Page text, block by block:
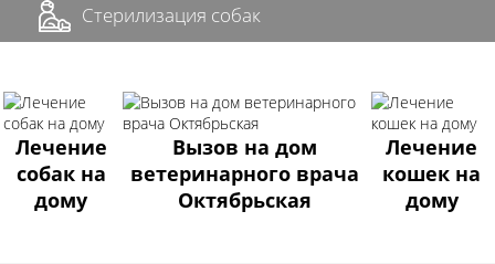
Стерилизация собак
Лечение
собак на
дому
Вызов на дом
ветеринарного врача
Октябрьская
Лечение
кошек на
дому